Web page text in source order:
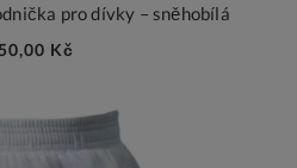
pro dívky – sněhobílá
Kč